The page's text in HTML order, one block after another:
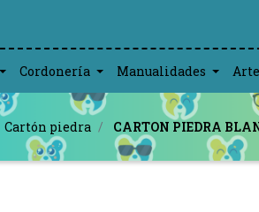
Cordonería Manualidades
Cartón piedra CARTON PIEDRA